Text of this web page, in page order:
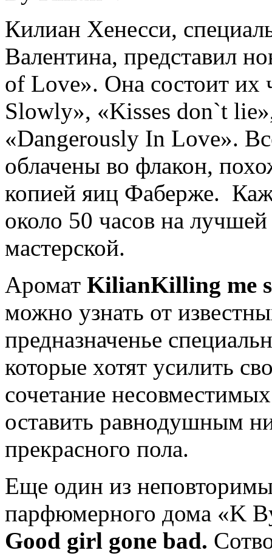
Килиан Хенесси,
Валентина, представил
of Love». Она состоит
Slowly», «Kisses don`t
«Dangerously In Love».
облачены во флакон,
копией яиц Фаберже.
около 50 часов на
мастерской.
Аромат KilianKilling me
можно узнать от
предназначенье
которые хотят усилить
сочетание
оставить равнодушным
прекрасного пола.
Еще один из
парфюмерного дома «K
Good girl gone bad.